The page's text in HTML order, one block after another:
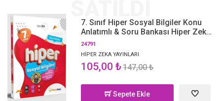
7. Sınıf Hiper Sosyal Bilgiler Konu
Anlatımlı & Soru Bankası Hiper Zeka
Yayınları
24791
HİPER ZEKA YAYINLARI
105,00 ₺147,00 ₺
Sepete Ekle